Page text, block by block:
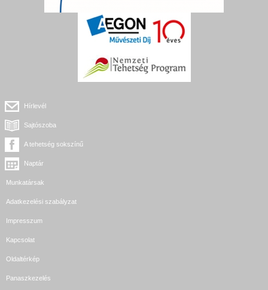
Hírlevél
Sajtószoba
A tehetség sokszínű
Naptár
Munkatársak
Adatkezelési szabályzat
Impresszum
Kapcsolat
Oldaltérkép
Panaszkezelés